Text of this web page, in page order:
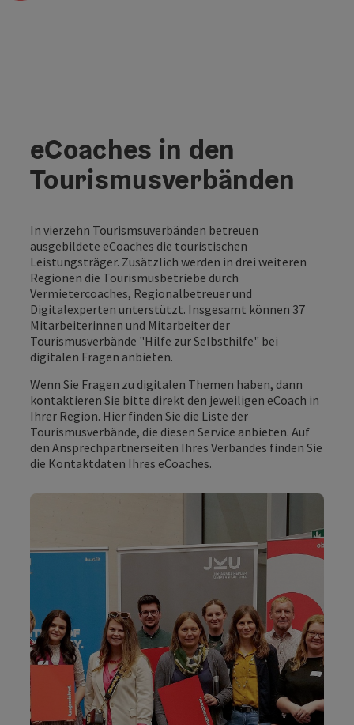
eCoaches in den
Tourismusverbänden
In vierzehn Tourismsuverbänden betreuen
ausgebildete eCoaches die touristischen
Leistungsträger. Zusätzlich werden in drei weiteren
Regionen die Tourismusbetriebe durch
Vermietercoaches, Regionalbetreuer und
Digitalexperten unterstützt. Insgesamt können 37
Mitarbeiterinnen und Mitarbeiter der
Tourismusverbände "Hilfe zur Selbsthilfe" bei
digitalen Fragen anbieten.
Wenn Sie Fragen zu digitalen Themen haben, dann
kontaktieren Sie bitte direkt den jeweiligen eCoach in
Ihrer Region. Hier finden Sie die Liste der
Tourismusverbände, die diesen Service anbieten. Auf
den Ansprechpartnerseiten Ihres Verbandes finden Sie
die Kontaktdaten Ihres eCoaches.